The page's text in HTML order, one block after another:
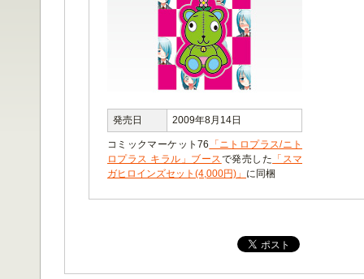
発売日 2009年8月14日
コミックマーケット76 「ニトロプラス/ニト
ロプラス キラル」ブース で発売した 「スマ
ガヒロインズセット(4,000円)」 に同梱